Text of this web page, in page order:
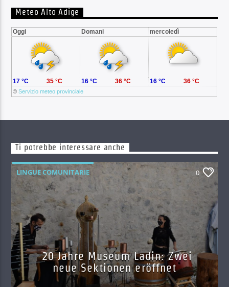
Meteo Alto Adige
Oggi Domani mercoledì
©Servizio meteo provinciale
17 °C 35 °C 16 °C 36 °C 16 °C 36 °C
Ti potrebbe interessare anche
LINGUE COMUNITARIE 0
20 Jahre Museum Ladin: Zwei
neue Sektionen eröffnet